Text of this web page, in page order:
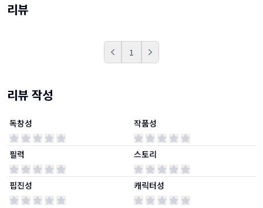
리뷰
Prev 1 Next
리뷰 작성
독창성
필력
핍진성
작품성
스토리
캐릭터성